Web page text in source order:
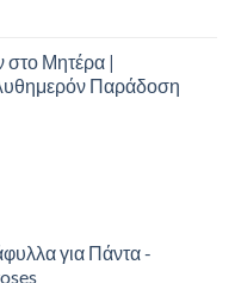
Μητέρα |
Παράδοση
για Πάντα -